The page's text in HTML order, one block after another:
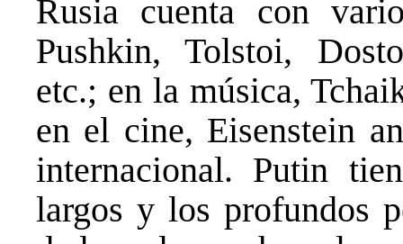
Rusia cuenta con
Pushkin, Tolstoi,
etc.; en la música,
en el cine, Eisenstein
internacional. Putin
largos y los profundos